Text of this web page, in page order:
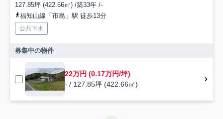
127.85坪 (422.66㎡) /築33年 /-
福知山線「市島」駅 徒歩13分
公共下水
募集中の物件
22万円 (0.17万円/坪)
- / 127.85坪 (422.66㎡)